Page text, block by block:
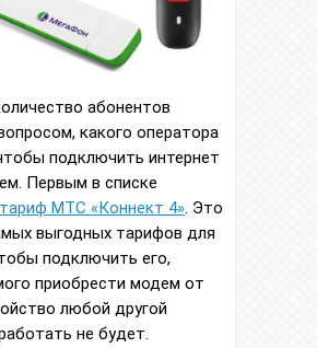
абонентов
какого оператора
подключить интернет
Первым в списке
тариф МТС «Коннект 4». Это
выгодных тарифов для
подключить его,
приобрести модем от
любой другой
не будет.